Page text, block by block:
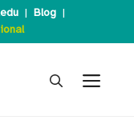
| Blog|